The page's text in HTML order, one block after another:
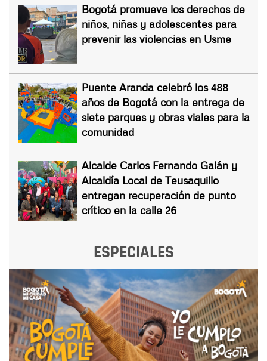
Bogotá promueve los derechos de
niños, niñas y adolescentes para
prevenir las violencias en Usme
Puente Aranda celebró los 488
años de Bogotá con la entrega de
siete parques y obras viales para la
comunidad
Alcalde Carlos Fernando Galán y
Alcaldía Local de Teusaquillo
entregan recuperación de punto
crítico en la calle 26
ESPECIALES